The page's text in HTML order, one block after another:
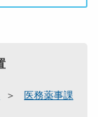
医務薬事課